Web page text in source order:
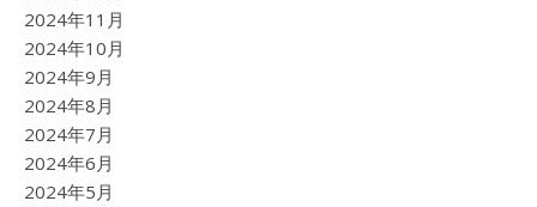
2024年11月
2024年10月
2024年9月
2024年8月
2024年7月
2024年6月
2024年5月